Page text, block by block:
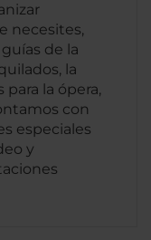
necesites,
de la
la
la ópera,
con
especiales
y